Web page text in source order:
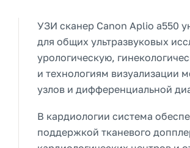
УЗИ сканер Canon Aplio a550
для общих ультразвуковых
урологическую,
и технологиям визуализации
узлов и дифференциальной
В кардиологии система
поддержкой тканевого